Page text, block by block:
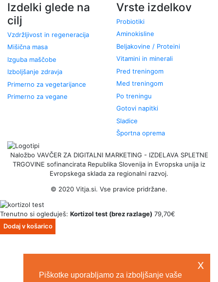
Izdelki glede na
cilj
Vzdržljivost in regeneracija
Mišična masa
Izguba maščobe
Izboljšanje zdravja
Primerno za vegetarijance
Primerno za vegane
Vrste izdelkov
Probiotiki
Aminokisline
Beljakovine / Proteini
Vitamini in minerali
Pred treningom
Med treningom
Po treningu
Gotovi napitki
Sladice
Športna oprema
Naložbo VAVČER ZA DIGITALNI MARKETING - IZDELAVA SPLETNE
TRGOVINE sofinancirata Republika Slovenija in Evropska unija iz
Evropskega sklada za regionalni razvoj.
© 2020 Vitja.si. Vse pravice pridržane.
Trenutno si ogleduješ: Kortizol test (brez razlage) 79,70€
Dodaj v košarico
Piškotke uporabljamo za izboljšanje vaše
x